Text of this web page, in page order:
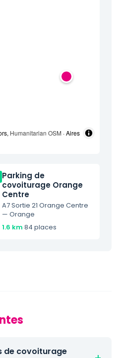
Humanitarian OSM · Aires
Parking de
covoiturage Orange
Centre
A7 Sortie 21 Orange Centre
— Orange
1.6 km·84 places
de covoiturage